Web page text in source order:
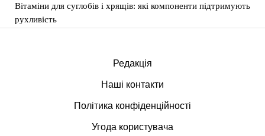
Вітаміни для суглобів і хрящів: які компоненти підтримують
рухливість
Редакція
Наші контакти
Політика конфіденційності
Угода користувача